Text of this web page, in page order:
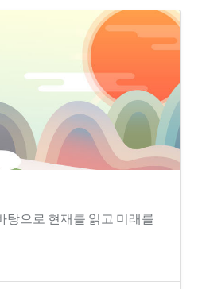
탕으로 현재를 읽고 미래를